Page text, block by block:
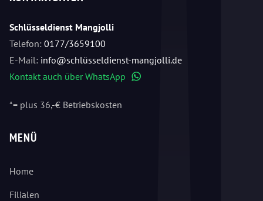
Schlüsseldienst Mangjolli
Telefon: 0177/3659100
E-Mail: info@schlüsseldienst-mangjolli.de
Kontakt auch über WhatsApp
*= plus 36,-€ Betriebskosten
MENÜ
Home
Filialen